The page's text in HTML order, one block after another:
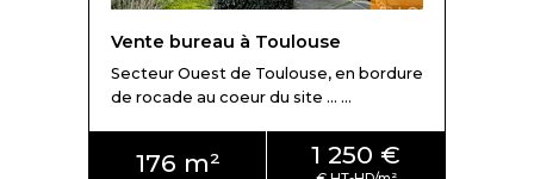
Vente bureau à Toulouse
Secteur Ouest de Toulouse, en bordure
de rocade au coeur du site ... ...
176 m² 1 250 €